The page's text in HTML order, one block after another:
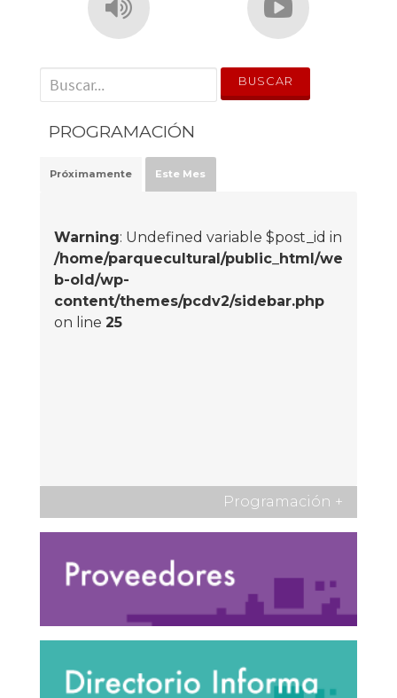
' . __('Search for:') . '
PROGRAMACIÓN
Próximamente Este Mes
Warning: Undefined variable $post_id in
/home/parquecultural/public_html/we
b-old/wp-
content/themes/pcdv2/sidebar.php
on line 25
Programación +